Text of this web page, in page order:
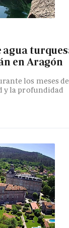
agua
en Aragón
los meses de
y la profundidad